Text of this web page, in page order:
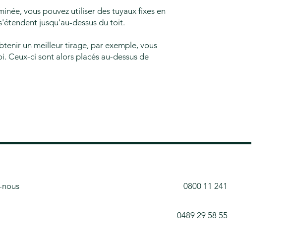
vous pouvez utiliser des tuyaux fixes en
jusqu'au-dessus du toit.
un meilleur tirage, par exemple, vous
Ceux-ci sont alors placés au-dessus de
0800 11 241
0489 29 58 55